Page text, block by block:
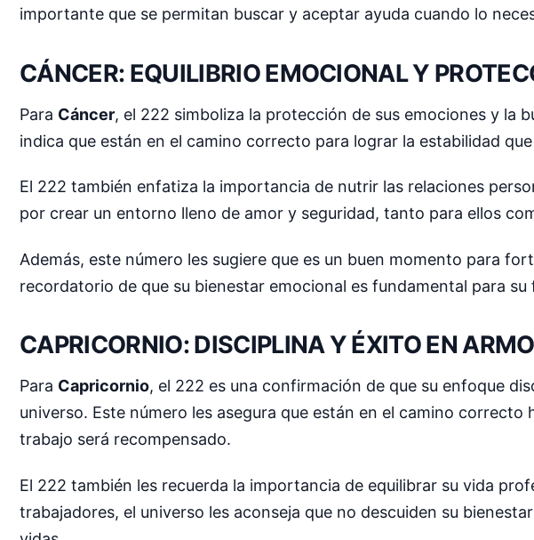
importante que se permitan buscar y aceptar ayuda cuando lo
CÁNCER: EQUILIBRIO EMOCIONAL Y
Para Cáncer, el 222 simboliza la protección de sus emociones y la
indica que están en el camino correcto para lograr la estabilidad
El 222 también enfatiza la importancia de nutrir las relaciones
por crear un entorno lleno de amor y seguridad, tanto para ellos
Además, este número les sugiere que es un buen momento para
recordatorio de que su bienestar emocional es fundamental para
CAPRICORNIO: DISCIPLINA Y ÉXITO EN
Para Capricornio, el 222 es una confirmación de que su enfoque
universo. Este número les asegura que están en el camino correcto
trabajo será recompensado.
El 222 también les recuerda la importancia de equilibrar su vida
trabajadores, el universo les aconseja que no descuiden su